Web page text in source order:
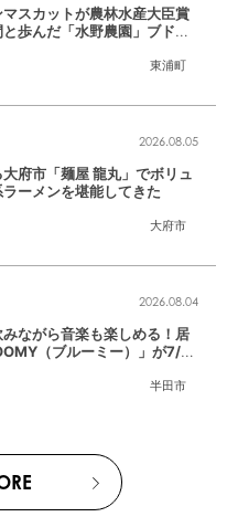
東浦町
スカットが農林水産大臣賞
歩んだ「水野農園」ブドウ
大府市
2026.08.05
府市「麺屋 龍丸」でボリュ
ーメンを堪能してきた
半田市
2026.08.04
みながら音楽も楽しめる！居
（ブルーミー）」が7/3